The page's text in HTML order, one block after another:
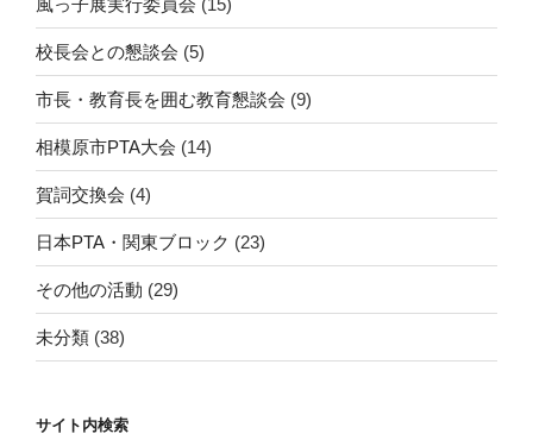
校長会との懇談会 (5)
市長・教育長を囲む教育懇談会 (9)
相模原市PTA大会 (14)
賀詞交換会 (4)
日本PTA・関東ブロック (23)
その他の活動 (29)
未分類 (38)
サイト内検索